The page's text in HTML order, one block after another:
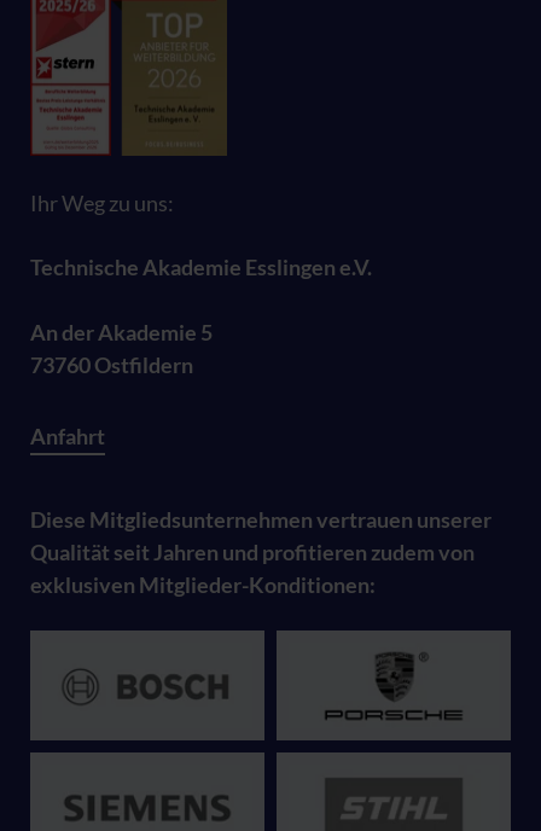
Ihr Weg zu uns:
Technische Akademie Esslingen e.V.
An der Akademie 5
73760 Ostfildern
Anfahrt
Diese Mitgliedsunternehmen vertrauen unserer
Qualität seit Jahren und profitieren zudem von
exklusiven Mitglieder-Konditionen: